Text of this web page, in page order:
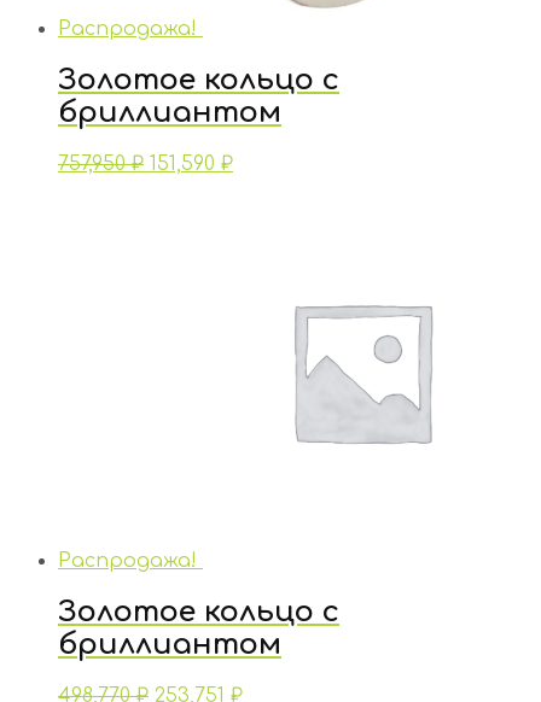
Распродажа!
Золотое кольцо с
бриллиантом
757,950₽ 151,590 ₽
Распродажа!
Золотое кольцо с
бриллиантом
498,770₽ 253,751 ₽